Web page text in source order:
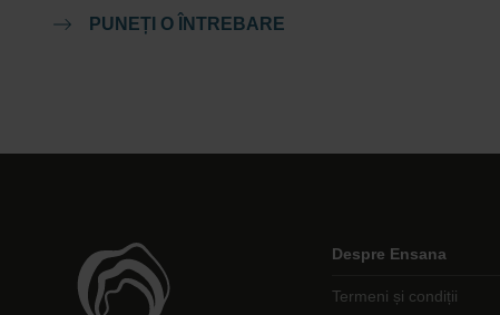
PUNEȚI O ÎNTREBARE
Despre Ensana
Termeni și condiții